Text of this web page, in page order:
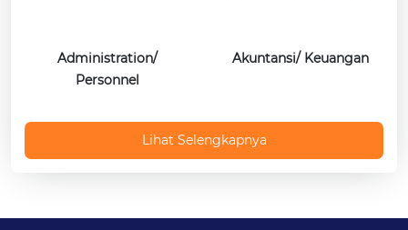
Administration/
Personnel
Akuntansi/ Keuangan
Lihat Selengkapnya